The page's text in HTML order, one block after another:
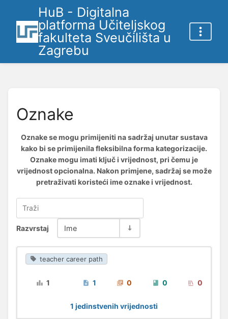
HuB - Digitalna
platforma Učiteljskog
fakulteta Sveučilišta u
Zagrebu
Oznake
Oznake se mogu primijeniti na sadržaj unutar sustava
kako bi se primijenila fleksibilna forma kategorizacije.
Oznake mogu imati ključ i vrijednost, pri čemu je
vrijednost opcionalna. Nakon primjene, sadržaj se može
pretraživati koristeći ime oznake i vrijednost.
Razvrstaj Ime
teacher career path
1 1 0 0 0
1 jedinstvenih vrijednosti